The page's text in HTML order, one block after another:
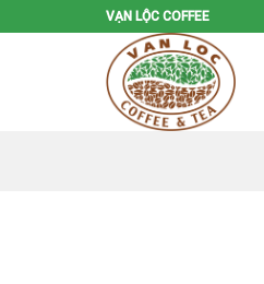
to
VẠN LỘC COFFEE